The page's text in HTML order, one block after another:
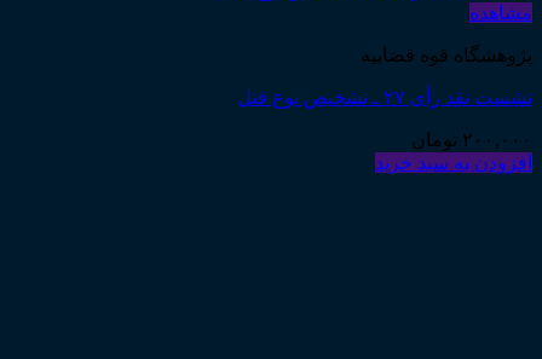
مشاهده
پژوهشگاه قوه قضاییه
نشست نقد رأی ۲۷ ـ تشخیص نوع قتل
۲۰۰,۰۰۰ تومان
افزودن به سبد خرید